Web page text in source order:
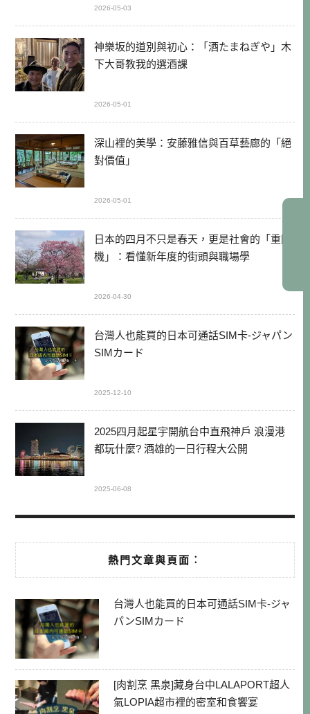
2026-05-03
神樂坂的道別與初心：「酒たまねぎや」木
下大哥教我的選酒課
2026-05-01
深山裡的美學：安藤雅信與百草藝廊的「絕
對價值」
2026-05-01
日本的四月不只是春天，更是社會的「重開
機」：看懂新年度的街頭與職場學
2026-04-30
台灣人也能買的日本可通話SIM卡-ジャパン
SIMカード
2025-12-10
2025四月起星宇開航台中直飛神戶 浪漫港
都玩什麼? 酒雄的一日行程大公開
2025-06-08
熱門文章與頁面︰
台灣人也能買的日本可通話SIM卡-ジャ
パンSIMカード
[肉割烹 黑泉]藏身台中LALAPORT超人
氣LOPIA超市裡的密室和食饗宴